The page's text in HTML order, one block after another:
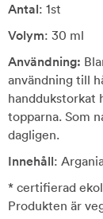
Antal: 1st
Volym: 30 ml
Användning:
användning till
handdukstorkat
topparna. Som
dagligen.
Innehåll:
* certifierad
Produkten är